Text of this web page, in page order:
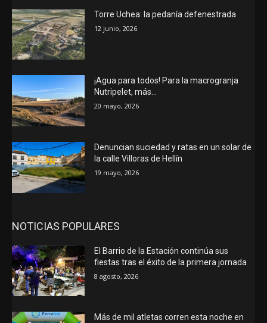
Torre Uchea: la pedanía defenestrada
12 junio, 2026
¡Agua para todos! Para la macrogranja
Nutripelet, más…
20 mayo, 2026
Denuncian suciedad y ratas en un solar de
la calle Villoras de Hellín
19 mayo, 2026
NOTICIAS POPULARES
El Barrio de la Estación continúa sus
fiestas tras el éxito de la primera jornada
8 agosto, 2026
Más de mil atletas corren esta noche en